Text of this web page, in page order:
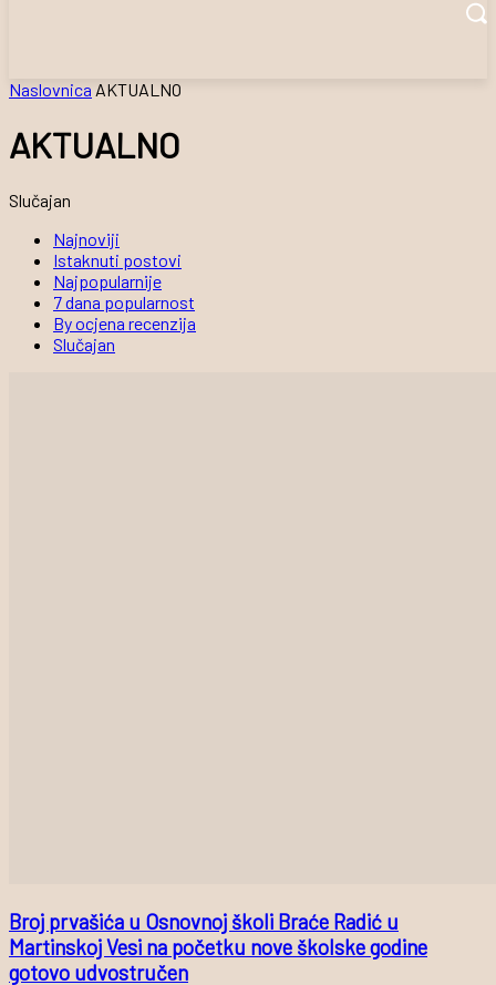
Naslovnica AKTUALNO
AKTUALNO
Slučajan
Najnoviji
Istaknuti postovi
Najpopularnije
7 dana popularnost
By ocjena recenzija
Slučajan
Broj prvašića u Osnovnoj školi Braće Radić u
Martinskoj Vesi na početku nove školske godine
gotovo udvostručen